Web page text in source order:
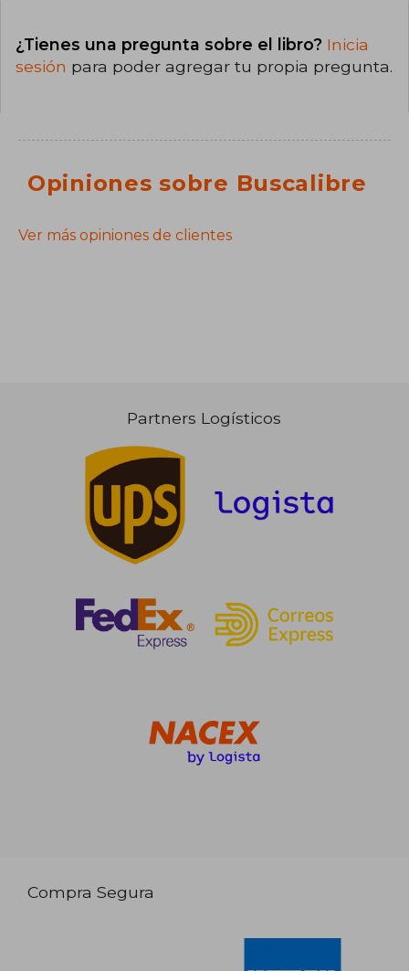
¿Tienes una pregunta sobre el libro? Inicia
sesión para poder agregar tu propia pregunta.
Opiniones sobre Buscalibre
Ver más opiniones de clientes
Partners Logísticos
Compra Segura